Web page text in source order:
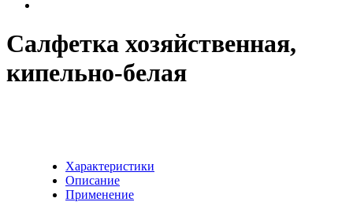
Салфетка хозяйственная,
кипельно-белая
Характеристики
Описание
Применение